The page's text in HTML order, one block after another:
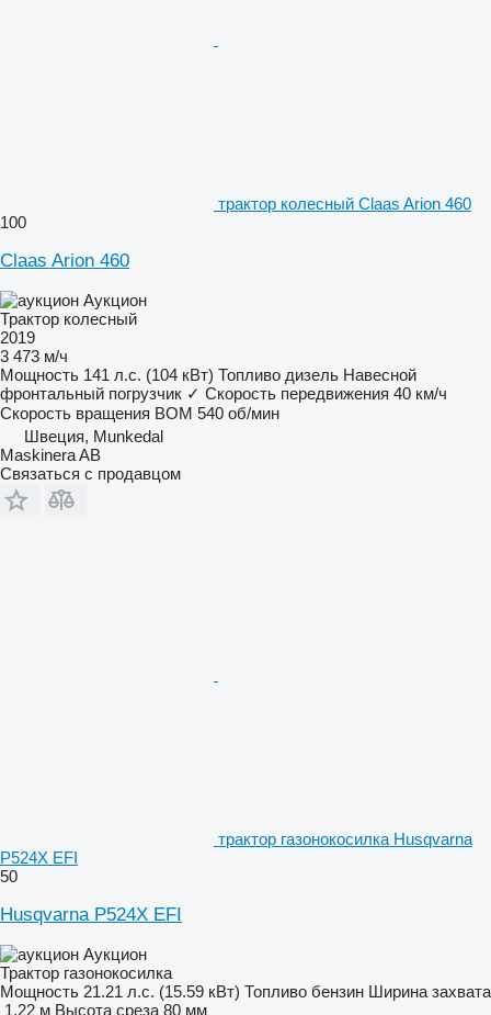
трактор колесный Claas Arion 460
100
Claas Arion 460
Аукцион
Трактор колесный
2019
3 473 м/ч
Мощность 141 л.с. (104 кВт) Топливо дизель Навесной
фронтальный погрузчик ✓ Скорость передвижения 40 км/ч
Скорость вращения ВОМ 540 об/мин
Швеция, Munkedal
Maskinera AB
Связаться с продавцом
трактор газонокосилка Husqvarna
P524X EFI
50
Husqvarna P524X EFI
Аукцион
Трактор газонокосилка
Мощность 21.21 л.с. (15.59 кВт) Топливо бензин Ширина захвата
1,22 м Высота среза 80 мм